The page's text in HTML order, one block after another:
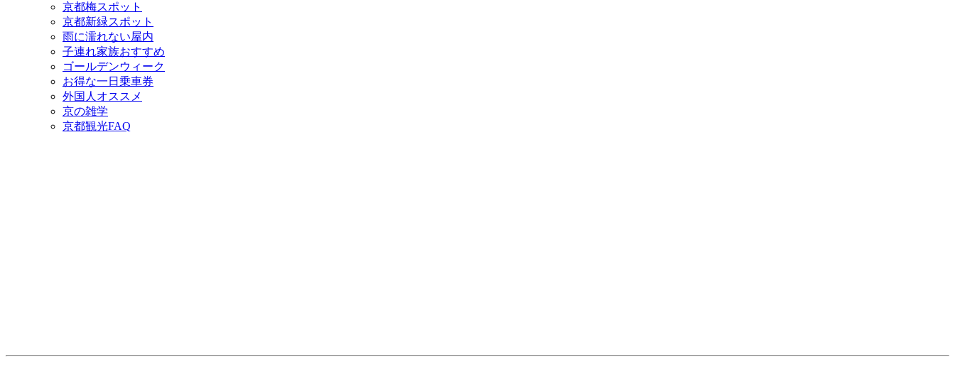
京都梅スポット
京都新緑スポット
雨に濡れない屋内
子連れ家族おすすめ
ゴールデンウィーク
お得な一日乗車券
外国人オススメ
京の雑学
京都観光FAQ